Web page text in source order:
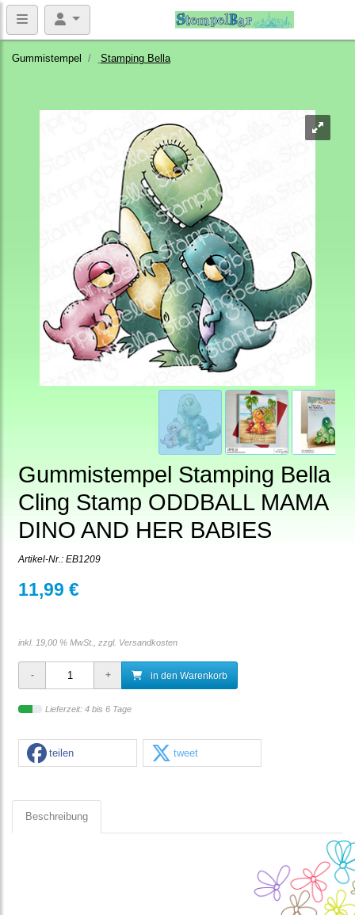
Gummistempel Stamping Bella
Gummistempel Stamping Bella
Cling Stamp ODDBALL MAMA
DINO AND HER BABIES
Artikel-Nr.: EB1209
11,99 €
inkl. 19,00 % MwSt., zzgl. Versandkosten
in den Warenkorb
Lieferzeit: 4 bis 6 Tage
teilen tweet
Beschreibung